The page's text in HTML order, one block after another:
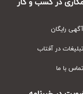
در کسب و کار
رایگان
در آفتاب
با ما